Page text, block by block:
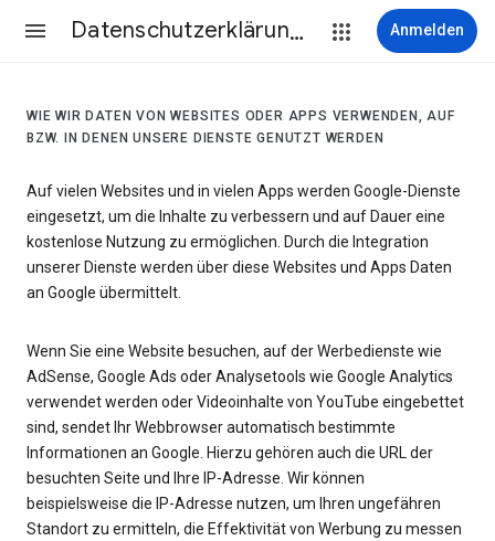
Datenschutzerklärung & Nutzungsbedingungen Anmelden
WIE WIR DATEN VON WEBSITES ODER APPS VERWENDEN, AUF
BZW. IN DENEN UNSERE DIENSTE GENUTZT WERDEN
Auf vielen Websites und in vielen Apps werden Google-Dienste
eingesetzt, um die Inhalte zu verbessern und auf Dauer eine
kostenlose Nutzung zu ermöglichen. Durch die Integration
unserer Dienste werden über diese Websites und Apps Daten
an Google übermittelt.
Wenn Sie eine Website besuchen, auf der Werbedienste wie
AdSense, Google Ads oder Analysetools wie Google Analytics
verwendet werden oder Videoinhalte von YouTube eingebettet
sind, sendet Ihr Webbrowser automatisch bestimmte
Informationen an Google. Hierzu gehören auch die URL der
besuchten Seite und Ihre IP-Adresse. Wir können
beispielsweise die IP-Adresse nutzen, um Ihren ungefähren
Standort zu ermitteln, die Effektivität von Werbung zu messen